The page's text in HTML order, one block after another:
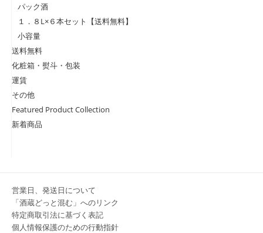
パック酒
１．８L×６本セット【送料無料】
小容量
送料無料
化粧箱・熨斗・包装
運賃
その他
Featured Product Collection
新着商品
営業日、発送日について
「酒蔵どっと混む」へのリンク
特定商取引法に基づく表記
個人情報保護のための行動指針